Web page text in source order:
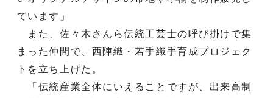
ています」
また、佐々木さんら伝統工芸士の呼び掛けで集
まった仲間で、西陣織・若手織手育成プロジェク
トを立ち上げた。
「伝統産業全体にいえることですが、出来高制